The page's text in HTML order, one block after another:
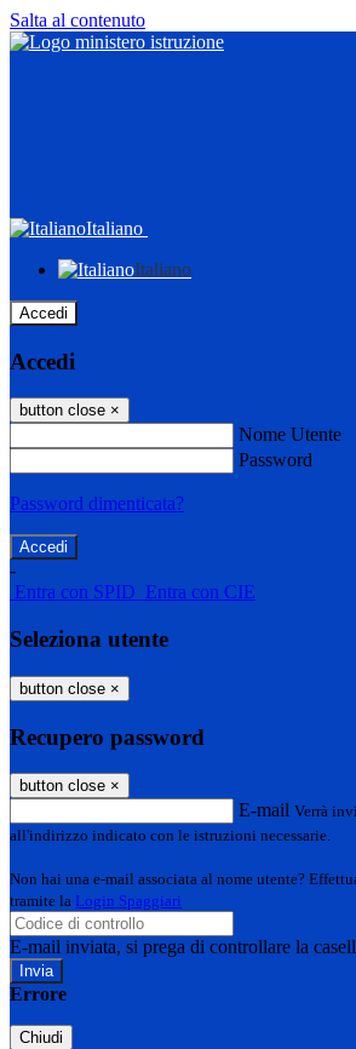
Salta al contenuto
Italiano
Italiano
Accedi
Accedi
button close ×
Nome Utente
Password
Password dimenticata?
-
Entra con SPID Entra con CIE
Seleziona utente
button close ×
Recupero password
button close ×
E-mail Verrà
all'indirizzo indicato con le istruzioni necessarie.
Non hai una e-mail associata al nome utente?
tramite la Login Spaggiari
E-mail inviata, si prega di controllare la
Errore
Chiudi